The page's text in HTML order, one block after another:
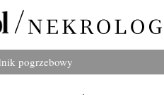
pogrzebowy